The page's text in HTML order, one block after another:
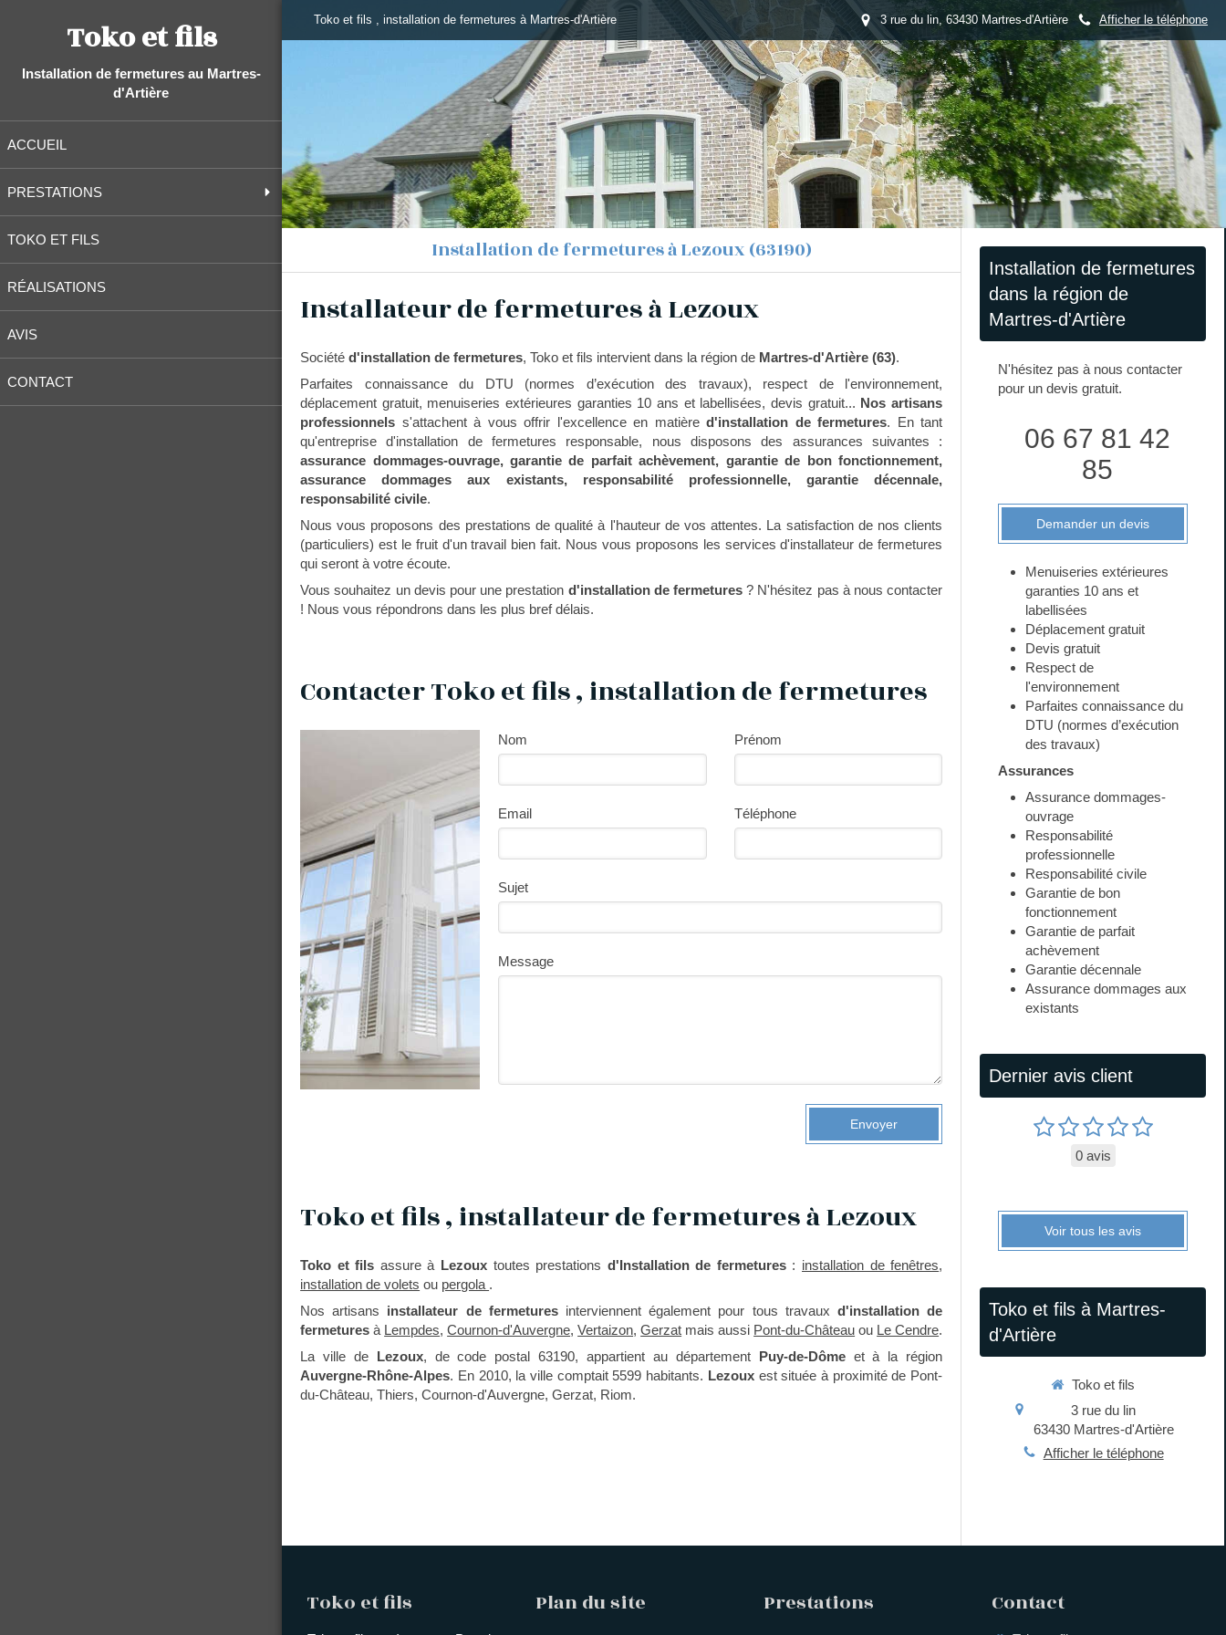
Toko et fils
Installation de fermetures au Martres-
d'Artière
ACCUEIL
PRESTATIONS
TOKO ET FILS
RÉALISATIONS
AVIS
CONTACT
Toko et fils , installation de fermetures à Martres-d'Artière Afficher le téléphone
3 rue du lin, 63430 Martres-d'Artière
Installation de fermetures à Lezoux (63190)
Installateur de fermetures à Lezoux
Société d'installation de fermetures, Toko et fils intervient dans la région de Martres-d'Artière (63).
Parfaites connaissance du DTU (normes d’exécution des travaux), respect de l'environnement,
déplacement gratuit, menuiseries extérieures garanties 10 ans et labellisées, devis gratuit... Nos artisans
professionnels s'attachent à vous offrir l'excellence en matièred'installation de fermetures. En tant
qu'entreprise d'installation de fermetures responsable, nous disposons des assurances suivantes :
assurance dommages-ouvrage, garantie de parfait achèvement, garantie de bon fonctionnement,
assurance dommages aux existants, responsabilité professionnelle, garantie décennale,
responsabilité civile.
Nous vous proposons des prestations de qualité à l'hauteur de vos attentes. La satisfaction de nos clients
(particuliers) est le fruit d'un travail bien fait. Nous vous proposons les services d'installateur de fermetures
qui seront à votre écoute.
Vous souhaitez un devis pour une prestation d'installation de fermetures? N'hésitez pas à nous contacter
! Nous vous répondrons dans les plus bref délais.
Contacter Toko et fils , installation de fermetures
Nom Prénom
Email Téléphone
Sujet
Message
Envoyer
Toko et fils , installateur de fermetures à Lezoux
Toko et fils assure à Lezouxtoutes prestations d'Installation de fermetures: installation de fenêtres,
installation de volets ou pergola .
Nos artisans installateur de fermeturesinterviennent également pour tous travaux d'installation de
fermetures à Lempdes,Cournon-d'Auvergne,Vertaizon,Gerzat mais aussi Pont-du-Château ou Le Cendre.
La ville de Lezoux, de code postal 63190, appartient au département Puy-de-Dômeet à la région
Auvergne-Rhône-Alpes. En 2010, la ville comptait 5599 habitants. Lezouxest située à proximité de Pont-
du-Château, Thiers, Cournon-d'Auvergne, Gerzat, Riom.
Installation de fermetures
dans la région de
Martres-d'Artière
N'hésitez pas à nous contacter
pour un devis gratuit.
06 67 81 42
85
Demander un devis
Menuiseries extérieures
garanties 10 ans et
labellisées
Déplacement gratuit
Devis gratuit
Respect de
l'environnement
Parfaites connaissance du
DTU (normes d’exécution
des travaux)
Assurances
Assurance dommages-
ouvrage
Responsabilité
professionnelle
Responsabilité civile
Garantie de bon
fonctionnement
Garantie de parfait
achèvement
Garantie décennale
Assurance dommages aux
existants
Dernier avis client
0 avis
Voir tous les avis
Toko et fils à Martres-
d'Artière
Toko et fils
3 rue du lin
63430 Martres-d'Artière
Afficher le téléphone
Toko et fils Plan du site Prestations Contact